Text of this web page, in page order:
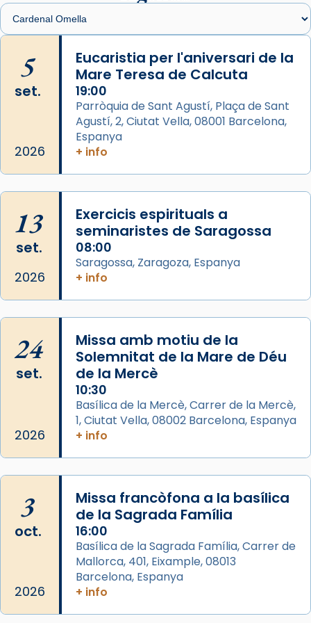
🔗
📸 J. Merino
Photo
View on Facebook ·
Arquebisbat de Barcelona
de Barcelona.
2 weeks ago
comitè organitzador de la visita apostòlica
del Sant Pare Lleó XIV a Barcelona, i als
col·laboradors, a la Catedral de Barcelona.
L’arquebisbe de Barcelona, el cardenal Joan
📸 Dr. G. Simón
Photo
View on Facebook ·
Arquebisbat de Barcelona
Memòria de les santes Juliana i
Semproniana, verges i màrtirs.
Acompanyant la història de sant Cugat, a
partir de l’Edat Mitjana sorgeix la tradició
que les santes Juliana (“relatiu a Júlia”) i
Semproniana (“relatiu a Semprònia =
eterna”) són deixebles seves. I l’any 1667, el
frare Joan Gaspar Roig, afirma en una obra
que les santes són filles de l’antiga Iluro.
5
set.
2026
Eucaristia per l'aniversari de la
Mare Teresa de Calcuta
19:00
Parròquia de Sant Agustí, Plaça de Sant
Agustí, 2, Ciutat Vella, 08001 Barcelona,
Espanya
+ info
13
set.
2026
Exercicis espirituals a
seminaristes de Saragossa
08:00
Saragossa, Zaragoza, Espanya
+ info
24
set.
2026
Missa amb motiu de la
Solemnitat de la Mare de Déu
de la Mercè
10:30
Basílica de la Mercè, Carrer de la Mercè,
1, Ciutat Vella, 08002 Barcelona, Espanya
+ info
3
oct.
2026
Missa francòfona a la basílica
de la Sagrada Família
16:00
Basílica de la Sagrada Família, Carrer de
Mallorca, 401, Eixample, 08013
Barcelona, Espanya
+ info